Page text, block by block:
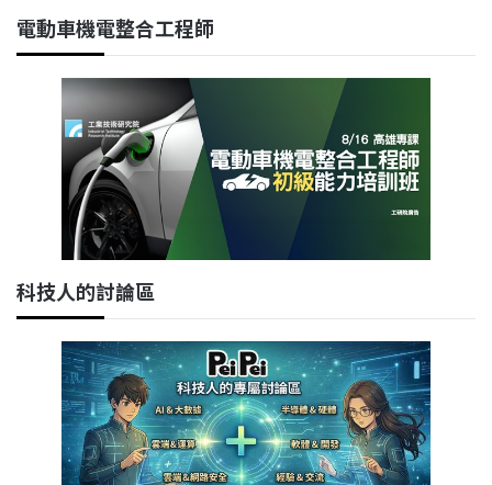
電動車機電整合工程師
科技人的討論區